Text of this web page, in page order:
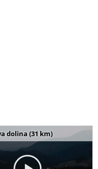
dolina (31 km)